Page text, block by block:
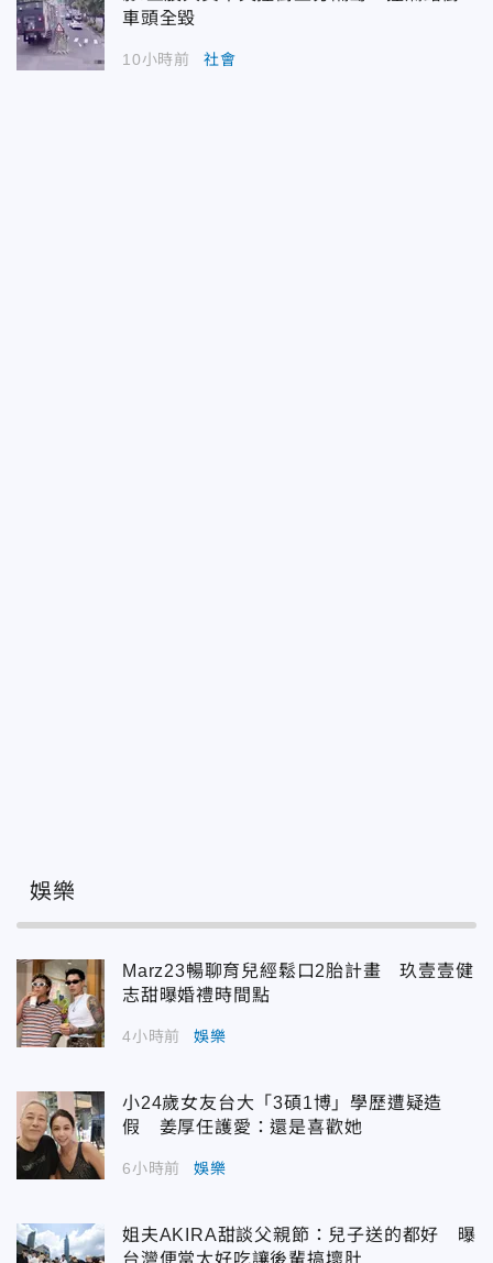
車頭全毀
10小時前 社會
娛樂
Marz23暢聊育兒經鬆口2胎計畫 玖壹壹健
志甜曝婚禮時間點
4小時前 娛樂
小24歲女友台大「3碩1博」學歷遭疑造
假 姜厚任護愛：還是喜歡她
6小時前 娛樂
姐夫AKIRA甜談父親節：兒子送的都好 曝
台灣便當太好吃讓後輩搞壞肚